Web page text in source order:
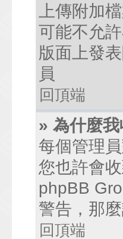
上傳附加
可能不允
版面上發
員
回頂端
» 為什麼
每個管理
您也許會
phpBB
警告，那
回頂端